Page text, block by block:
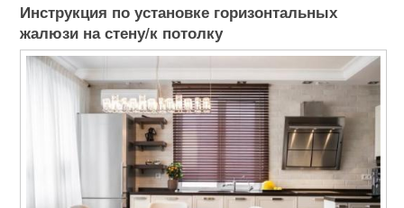
Инструкция по установке горизонтальных
жалюзи на стену/к потолку